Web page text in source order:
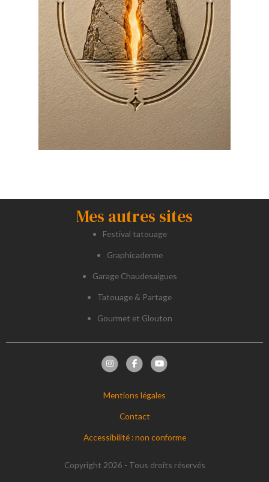
Mes autres sites
Festival tatouage
Graphicaderme
Garage Chaudesaigues
Tatouage & Partage
Gourmet et Glouton
Mentions légales
Contact
Accessibilité : non conforme
Copyright 2026 - Tous droits réservés